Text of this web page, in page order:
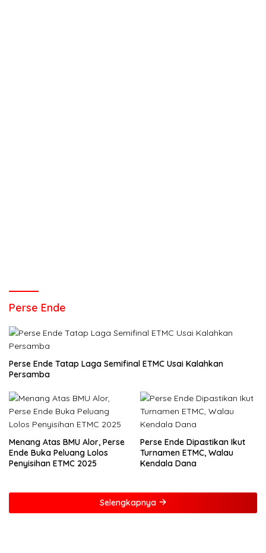
Perse Ende
Perse Ende Tatap Laga Semifinal ETMC Usai Kalahkan
Persamba
Menang Atas BMU Alor, Perse
Ende Buka Peluang Lolos
Penyisihan ETMC 2025
Perse Ende Dipastikan Ikut
Turnamen ETMC, Walau
Kendala Dana
Selengkapnya